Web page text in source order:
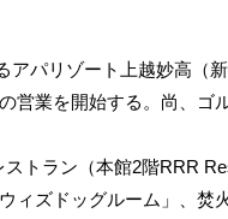
パリゾート上越妙高（新
営業を開始する。尚、ゴ
トラン（本館2階RRR
ィズドッグルーム」、焚